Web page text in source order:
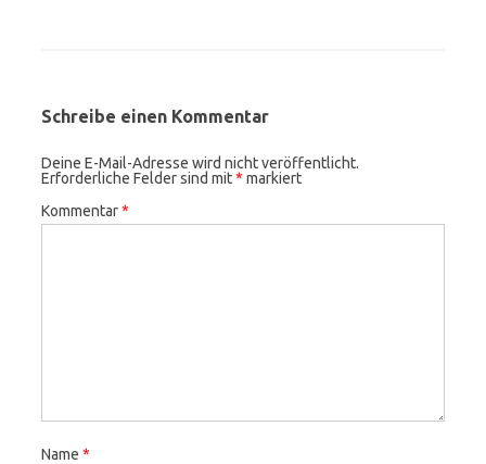
Schreibe einen Kommentar
Deine E-Mail-Adresse wird nicht veröffentlicht.
Erforderliche Felder sind mit* markiert
Kommentar*
Name *